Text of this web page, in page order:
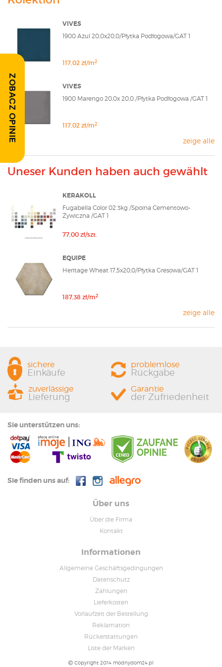
VIVES
1900 Azul 20,0x20,0/Płytka Podłogowa/GAT 1
117,02 zł/m2
VIVES
1900 Marengo 20,0x 20,0 /Płytka Podłogowa /GAT 1
117,02 zł/m2
zeige alle
Uneser Kunden haben auch gewählt
KERAKOLL
Fugabella Color 02 3kg /Spoina Cementowo-
Żywiczna /GAT 1
77,00 zł/szt.
EQUIPE
Heritage Wheat 17,5x20,0/Płytka Gresowa/GAT 1
187,38 zł/m2
zeige alle
ZOBACZ OPINIE
sichere
Einkäufe
problemlose
Rückgabe
zuverlässige
Lieferung
Garantie
der Zufriedenheit
Sie unterstützen uns:
Sie finden uns auf:
Über uns
Über die Firma
Kontakt
Informationen
Allgemeine Geschäftsgedingungen
Datenschutz
Zahlungen
Lieferkosten
Vorlaufzeit der Bestellung
Reklamation
Rückerstattungen
Liste der Marken
Copyright 2014 modnydom24.pl